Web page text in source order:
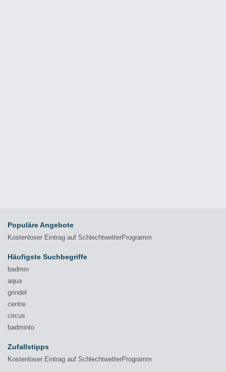
Populäre Angebote
Kostenloser Eintrag auf SchlechtwetterProgramm
Häufigste Suchbegriffe
badmin
aqua
grindel
centre
circus
badminto
Zufallstipps
Kostenloser Eintrag auf SchlechtwetterProgramm